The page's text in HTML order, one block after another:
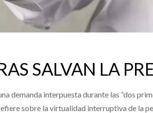
SALVAN LA
demanda interpuesta durante las “dos
sobre la virtualidad interruptiva de la